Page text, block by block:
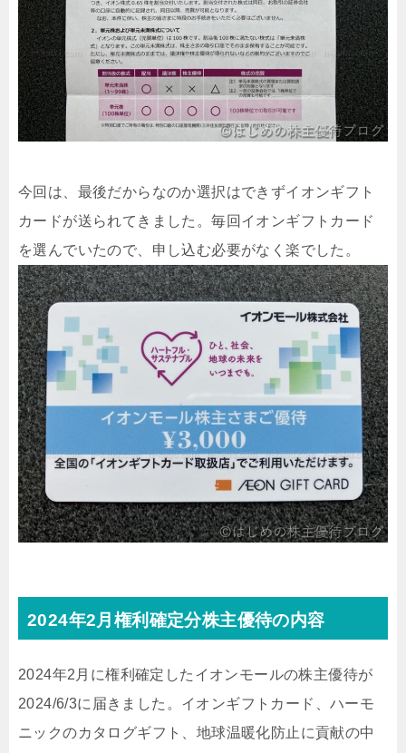
今回は、最後だからなのか選択はできずイオンギフト
カードが送られてきました。毎回イオンギフトカード
を選んでいたので、申し込む必要がなく楽でした。
2024年2月権利確定分株主優待の内容
2024年2月に権利確定したイオンモールの株主優待が
2024/6/3に届きました。イオンギフトカード、ハーモ
ニックのカタログギフト、地球温暖化防止に貢献の中